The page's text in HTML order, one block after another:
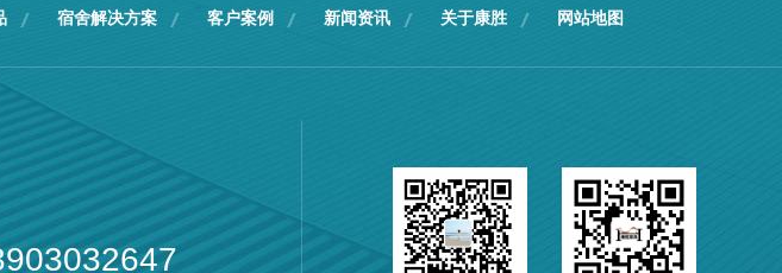
宿舍解决方案 客户案例 新闻资讯 关于康胜 网站地图